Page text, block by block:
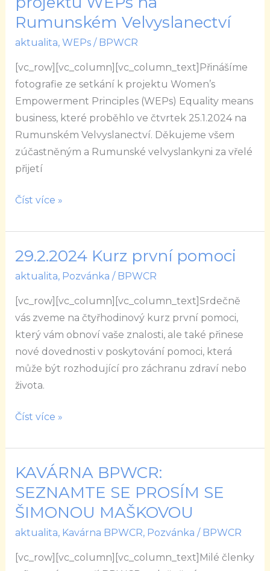
Rumunském Velvyslanectví
aktualita, WEPs/ BPWCR
[vc_row][vc_column][vc_column_text]Přinášíme
fotografie ze setkání k projektu Women’s
Empowerment Principles (WEPs) Equality means
business, které proběhlo ve čtvrtek 25.1.2024 na
Rumunském Velvyslanectví. Děkujeme všem
zúčastněným a Rumunské velvyslankyni za vřelé
přijetí
setkání
projektu
WEPs
na
Rumunském
Velvyslanectví
Číst více »
29.2.2024 Kurz první pomoci
aktualita, Pozvánka / BPWCR
[vc_row][vc_column][vc_column_text]Srdečně
vás zveme na čtyřhodinový kurz první pomoci,
který vám obnoví vaše znalosti, ale také přinese
nové dovednosti v poskytování pomoci, která
může být rozhodující pro záchranu zdraví nebo
života.
29.2.2024
Kurz
pomoci
Číst více »
KAVÁRNA BPWCR:
SEZNAMTE SE PROSÍM SE
ŠIMONOU MAŠKOVOU
aktualita, Kavárna BPWCR, Pozvánka / BPWCR
[vc_row][vc_column][vc_column_text]Milé členky
KAVÁRNA
BPWCR:
SEZNAMTE
SE
PROSÍM
SE